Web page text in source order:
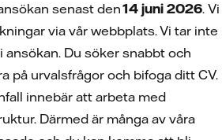
senast den14 juni 2026. Vi
via vår webbplats. Vi tar inte
Du söker snabbt och
på urvalsfrågor och bifoga ditt CV.
innebär att arbeta med
Därmed är många av våra